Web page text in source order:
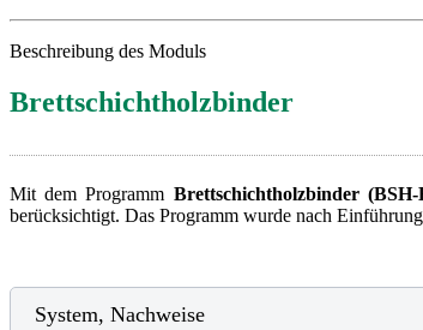
Beschreibung des Moduls
Brettschichtholzbinder
Mit dem Programm Brettschichtholzbinder
berücksichtigt. Das Programm wurde nach
System, Nachweise